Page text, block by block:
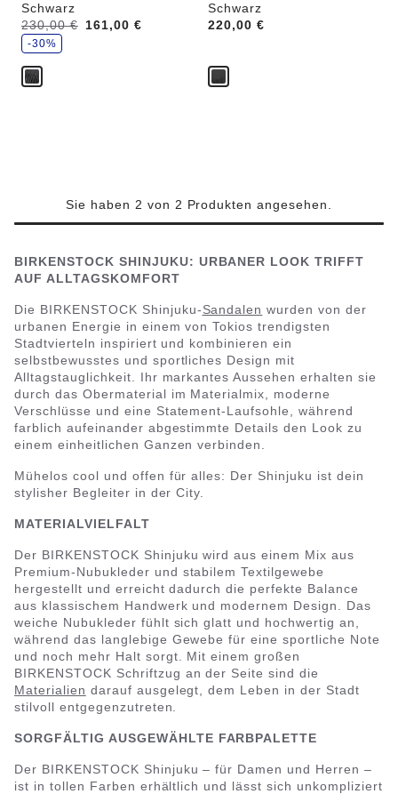
Schwarz
Vorher:
230,00 €
Jetzt 161,00 €
S
p
a
r
e
-30%
Schwarz
Price:
220,00 €
Sie haben 2 von 2 Produkten angesehen.
BIRKENSTOCK SHINJUKU: URBANER LOOK TRIFFT
AUF ALLTAGSKOMFORT
Die BIRKENSTOCK Shinjuku-Sandalen wurden von der
urbanen Energie in einem von Tokios trendigsten
Stadtvierteln inspiriert und kombinieren ein
selbstbewusstes und sportliches Design mit
Alltagstauglichkeit. Ihr markantes Aussehen erhalten sie
durch das Obermaterial im Materialmix, moderne
Verschlüsse und eine Statement-Laufsohle, während
farblich aufeinander abgestimmte Details den Look zu
einem einheitlichen Ganzen verbinden.
Mühelos cool und offen für alles: Der Shinjuku ist dein
stylisher Begleiter in der City.
MATERIALVIELFALT
Der BIRKENSTOCK Shinjuku wird aus einem Mix aus
Premium-Nubukleder und stabilem Textilgewebe
hergestellt und erreicht dadurch die perfekte Balance
aus klassischem Handwerk und modernem Design. Das
weiche Nubukleder fühlt sich glatt und hochwertig an,
während das langlebige Gewebe für eine sportliche Note
und noch mehr Halt sorgt. Mit einem großen
BIRKENSTOCK Schriftzug an der Seite sind die
Materialien darauf ausgelegt, dem Leben in der Stadt
stilvoll entgegenzutreten.
SORGFÄLTIG AUSGEWÄHLTE FARBPALETTE
Der BIRKENSTOCK Shinjuku – für Damen und Herren –
ist in tollen Farben erhältlich und lässt sich unkompliziert